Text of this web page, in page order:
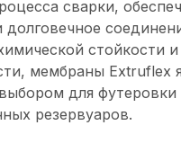
сварки,
стойкости и
мембраны Extruflex
для футеровки
резервуаров.